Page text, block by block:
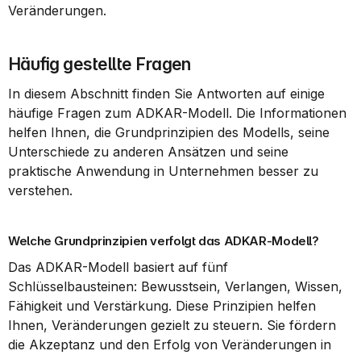
Veränderungen.
Häufig gestellte Fragen
In diesem Abschnitt finden Sie Antworten auf einige
häufige Fragen zum ADKAR-Modell. Die Informationen
helfen Ihnen, die Grundprinzipien des Modells, seine
Unterschiede zu anderen Ansätzen und seine
praktische Anwendung in Unternehmen besser zu
verstehen.
Welche Grundprinzipien verfolgt das ADKAR-Modell?
Das ADKAR-Modell basiert auf fünf
Schlüsselbausteinen: Bewusstsein, Verlangen, Wissen,
Fähigkeit und Verstärkung. Diese Prinzipien helfen
Ihnen, Veränderungen gezielt zu steuern. Sie fördern
die Akzeptanz und den Erfolg von Veränderungen in